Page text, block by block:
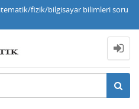
fizik/bilgisayar bilimleri soru